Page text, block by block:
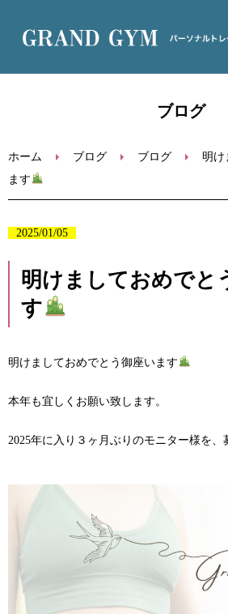
お問い合わせ
ブログ
ホーム ブログ ブログ
明け
ます
2025/01/05
明けましておめでと
す
明けましておめでとう御座います
本年も宜しくお願い致します。
2025年に入り３ヶ月ぶりのモニター様を、